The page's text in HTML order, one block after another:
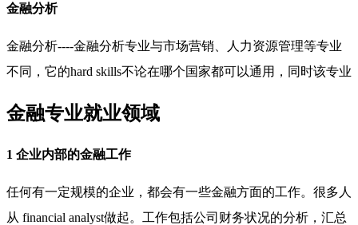
金融分析
金融分析----金融分析专业与市场营销、人力资源管理等专业
不同，它的hard skills不论在哪个国家都可以通用，同时该专业
金融专业就业领域
1 企业内部的金融工作
任何有一定规模的企业，都会有一些金融方面的工作。很多人
从 financial analyst做起。工作包括公司财务状况的分析，汇总